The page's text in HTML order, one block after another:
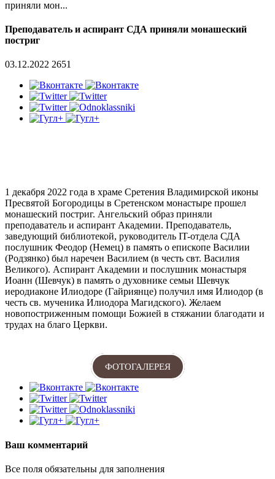
приняли мон...
Преподаватель и аспирант СДА приняли монашеский
постриг
03.12.2022 2651
1 декабря 2022 года в храме Сретения Владимирской иконы
Пресвятой Богородицы в Сретенском монастыре прошел
монашеский постриг. Ангельский образ приняли
преподаватель и аспирант Академии. Преподаватель,
заведующий библиотекой, руководитель IT-отдела СДА
послушник Феодор (Немец) в память о епископе Василии
(Родзянко) был наречен Василием (в честь свт. Василия
Великого). Аспирант Академии и послушник монастыря
Иоанн (Шевчук) в память о духовнике семьи Шевчук
иеродиаконе Илиодоре (Гайриянце) получил имя Илиодор (в
честь св. мученика Илиодора Магидского). Желаем
новопостриженным помощи Божией в стяжании благодати и
трудах на благо Церкви.
ФОТОГАЛЕРЕЯ
Ваш комментарий
Все поля обязательны для заполнения